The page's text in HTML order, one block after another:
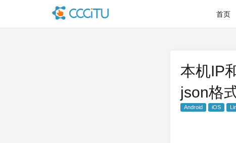
首页
本机IP
json格
Android iOS